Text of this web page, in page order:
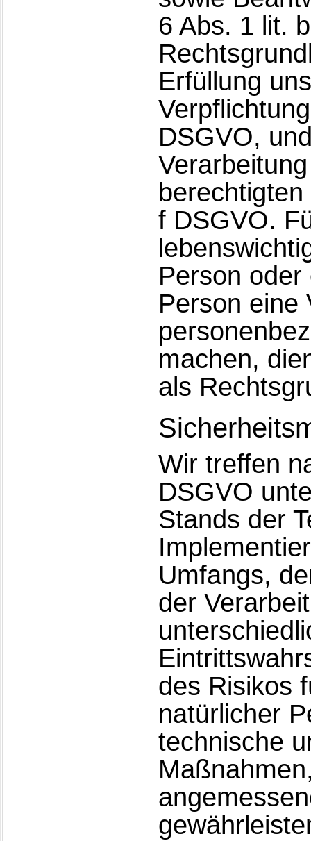
6 Abs. 1 lit.
Erfüllung
DSGVO,
f DSGVO.
Person
Person eine
machen,
als
Wir treffen
DSGVO
Stands der
Umfangs,
der
des Risikos
natürlicher
technische